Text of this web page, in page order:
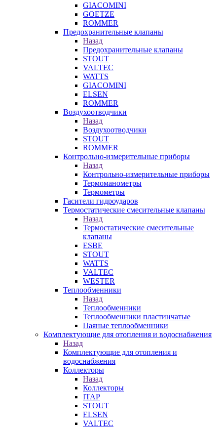
GIACOMINI
GOETZE
ROMMER
Предохранительные клапаны
Назад
Предохранительные клапаны
STOUT
VALTEC
WATTS
GIACOMINI
ELSEN
ROMMER
Воздухоотводчики
Назад
Воздухоотводчики
STOUT
ROMMER
Контрольно-измерительные приборы
Назад
Контрольно-измерительные приборы
Термоманометры
Термометры
Гасители гидроударов
Термостатические смесительные клапаны
Назад
Термостатические смесительные
клапаны
ESBE
STOUT
WATTS
VALTEC
WESTER
Теплообменники
Назад
Теплообменники
Теплообменники пластинчатые
Паяные теплообменники
Комплектующие для отопления и водоснабжения
Назад
Комплектующие для отопления и
водоснабжения
Коллекторы
Назад
Коллекторы
ITAP
STOUT
ELSEN
VALTEC